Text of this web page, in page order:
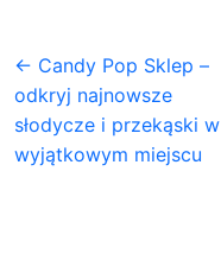
← Candy Pop Sklep –
odkryj najnowsze
słodycze i przekąski w
wyjątkowym miejscu